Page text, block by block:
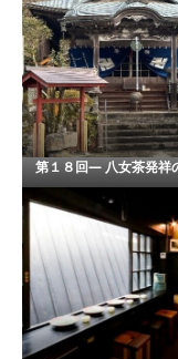
第１８回― 八女茶発祥